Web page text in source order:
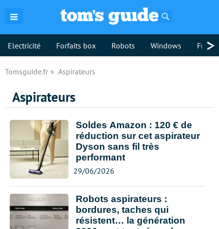
Electricité Forfaits box Robots Windows >
Tomsguide.fr Aspirateurs
Aspirateurs
Soldes Amazon : 120 € de
réduction sur cet aspirateur
Dyson sans fil très
performant
29/06/2026
Robots aspirateurs :
bordures, taches qui
résistent… la génération